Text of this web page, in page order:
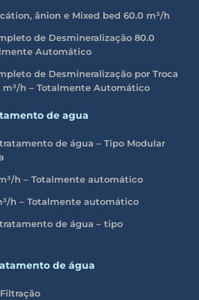
ânion e Mixed bed 60.0 m³/h
de Desmineralização 80.0
Automático
de Desmineralização por Troca
m³/h – Totalmente Automático
de agua
de água – Tipo Modular
h – Totalmente automático
h – Totalmente automático
de água – tipo
de água